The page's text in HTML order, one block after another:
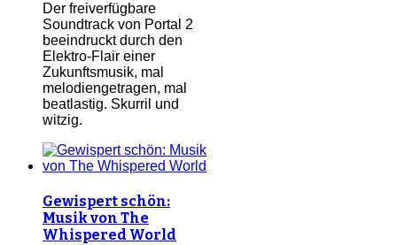
Der freiverfügbare
Soundtrack von Portal 2
beeindruckt durch den
Elektro-Flair einer
Zukunftsmusik, mal
melodiengetragen, mal
beatlastig. Skurril und
witzig.
Gewispert schön:
Musik von The
Whispered World